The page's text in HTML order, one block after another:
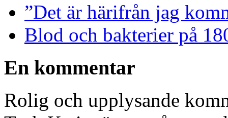
”Det är härifrån jag
Blod och bakterier på
En kommentar
Rolig och upplysande